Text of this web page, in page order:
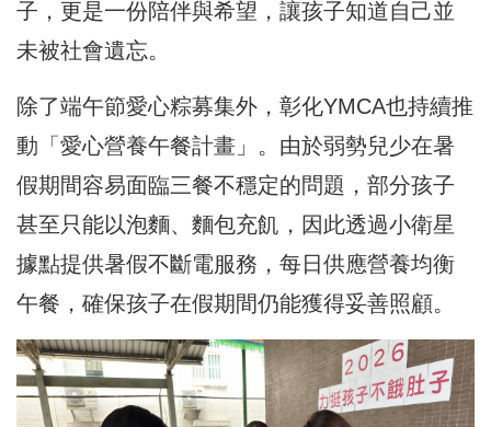
子，更是一份陪伴與希望，讓孩子知道自己並
未被社會遺忘。
除了端午節愛心粽募集外，彰化YMCA也持續推
動「愛心營養午餐計畫」。由於弱勢兒少在暑
假期間容易面臨三餐不穩定的問題，部分孩子
甚至只能以泡麵、麵包充飢，因此透過小衛星
據點提供暑假不斷電服務，每日供應營養均衡
午餐，確保孩子在假期間仍能獲得妥善照顧。